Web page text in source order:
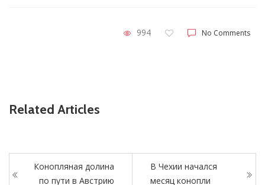
994 No Comments
Related Articles
Конопляная долина
по пути в Австрию
В Чехии начался
месяц конопли